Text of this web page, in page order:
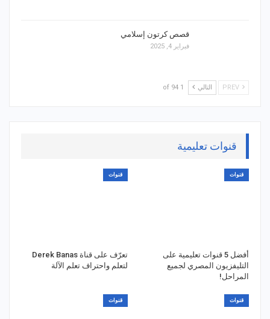
قصص كرتون إسلامي
فبراير 4, 2025
التالي 1 of 94
قنوات تعليمية
قنوات
أفضل 5 قنوات تعليمية على
التليفزيون المصري لجميع
المراحل!
قنوات
تعرّف على قناة Derek Banas
لتعلم واحتراف تعلم الآلة
قنوات قنوات